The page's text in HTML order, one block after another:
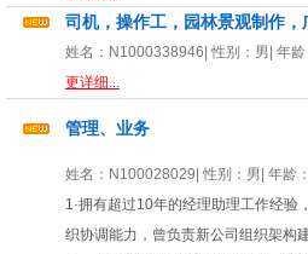
司机，操作工，园林景观制作，
姓名： N1000338946 | 性别： 男 | 年龄
更详细...
管理、业务
姓名： N100028029 | 性别： 男 | 年龄：
1·拥有超过10年的经理助理工作经
织协调能力，曾负责新公司组织架构